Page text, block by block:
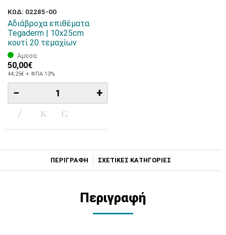
ΚΩΔ: 02285-00
Αδιάβροχα επιθέματα
Tegaderm | 10x25cm
κουτί 20 τεμαχίων
Άμεσα
50,00€
44,25€ + ΦΠΑ 13%
− +
ΠΕΡΙΓΡΑΦΗ ΣΧΕΤΙΚΕΣ ΚΑΤΗΓΟΡΙΕΣ
Περιγραφή